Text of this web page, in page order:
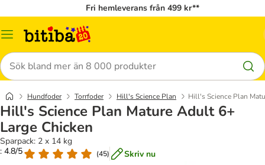
Fri hemleverans från 499 kr**
Meny
Sök
Hundfoder Torrfoder Hill's Science Plan Hill's Science Plan
Hill's Science Plan Mature Adult 6+
Large Chicken
Sparpack: 2 x 14 kg
: 4.8/5
(45) Skriv nu